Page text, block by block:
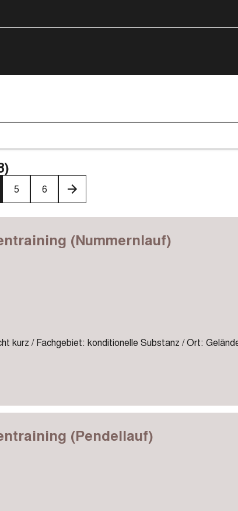
5 6 ›
(Nummernlauf)
kurz / Fachgebiet: konditionelle Substanz / Ort:
(Pendellauf)